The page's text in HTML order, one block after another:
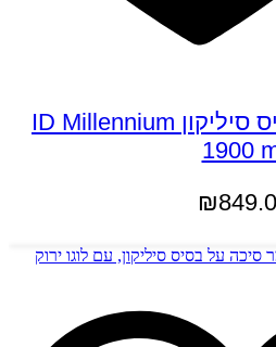
חומר סיכה על בסיס סיליקון ID Millennium
1900
₪